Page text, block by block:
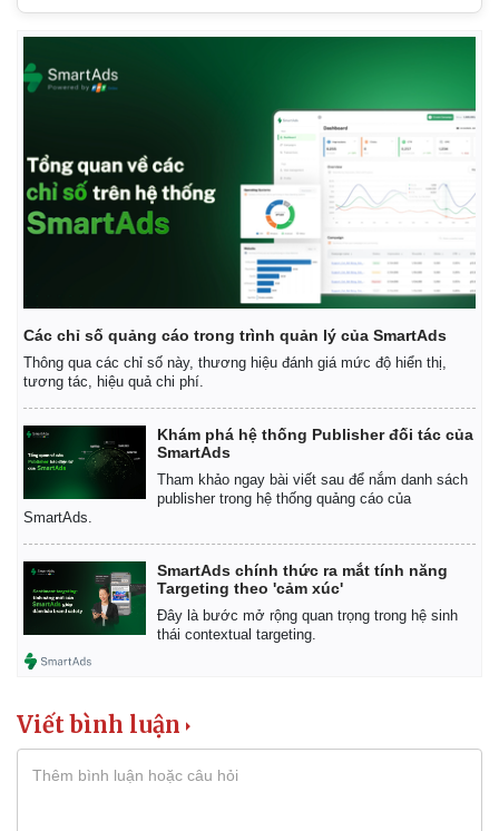
Kinh tế
Bất động sản
Khởi nghiệp
Giá vàng
Tiêu dùng
Tỷ giá
Chứng khoán
Giá cà phê
Các chỉ số quảng cáo trong trình quản lý của SmartAds
Thông qua các chỉ số này, thương hiệu đánh giá mức độ hiển thị,
tương tác, hiệu quả chi phí.
Khám phá hệ thống Publisher đối tác của
SmartAds
Tham khảo ngay bài viết sau để nắm danh sách
publisher trong hệ thống quảng cáo của
SmartAds.
SmartAds chính thức ra mắt tính năng
Targeting theo 'cảm xúc'
Đây là bước mở rộng quan trọng trong hệ sinh
thái contextual targeting.
Viết bình luận